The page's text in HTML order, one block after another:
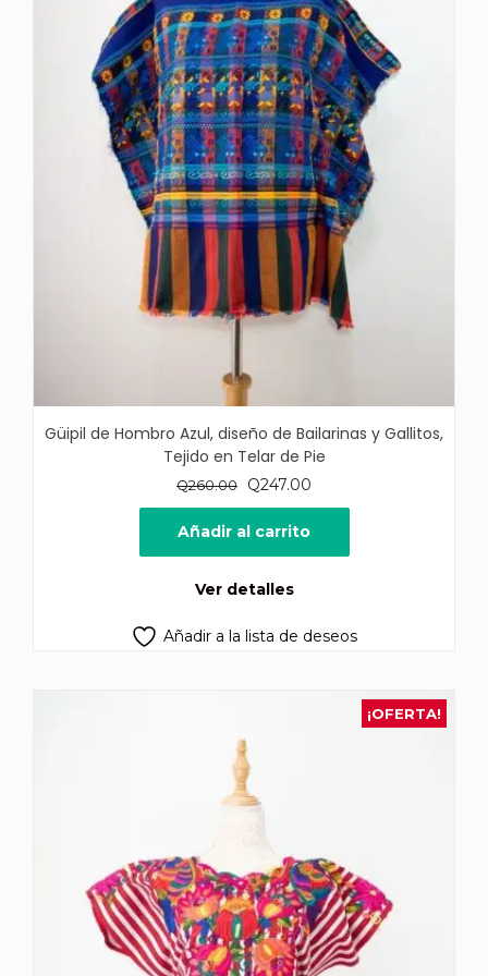
Güipil de Hombro Azul, diseño de Bailarinas y Gallitos,
Tejido en Telar de Pie
Q260.00
El
precio
original
era:
Q247.00
precio
es:
Añadir al carrito
Ver detalles
Añadir a la lista de deseos
¡OFERTA!